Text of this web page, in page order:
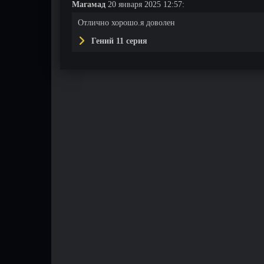
Магамад 20 января 2025 12:57:
Отлично хорошо.я доволен
Гений 11 серия